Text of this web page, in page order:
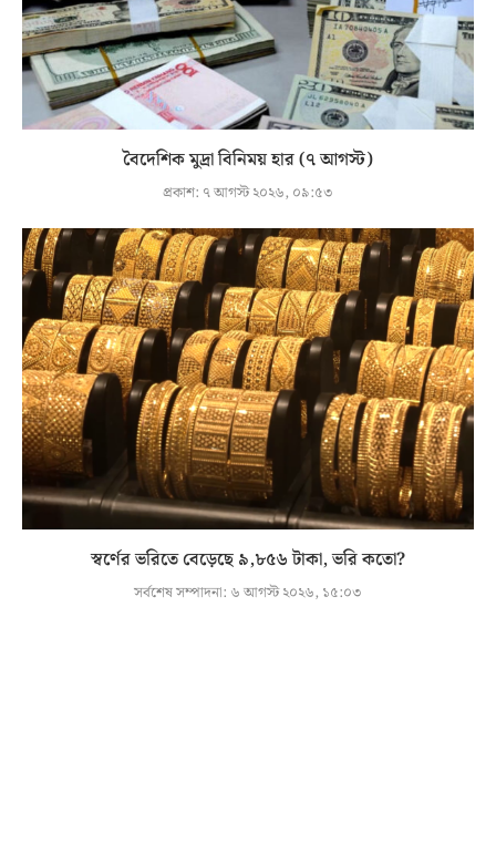
বৈদেশিক মুদ্রা বিনিময় হার (৭ আগস্ট)
প্রকাশ: ৭ আগস্ট ২০২৬, ০৯:৫৩
স্বর্ণের ভরিতে বেড়েছে ৯,৮৫৬ টাকা, ভরি কতো?
সর্বশেষ সম্পাদনা: ৬ আগস্ট ২০২৬, ১৫:০৩